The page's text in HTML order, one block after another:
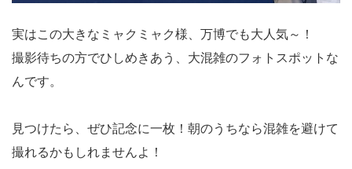
実はこの大きなミャクミャク様、万博でも大人気～！
撮影待ちの方でひしめきあう、大混雑のフォトスポットな
んです。
見つけたら、ぜひ記念に一枚！朝のうちなら混雑を避けて
撮れるかもしれませんよ！